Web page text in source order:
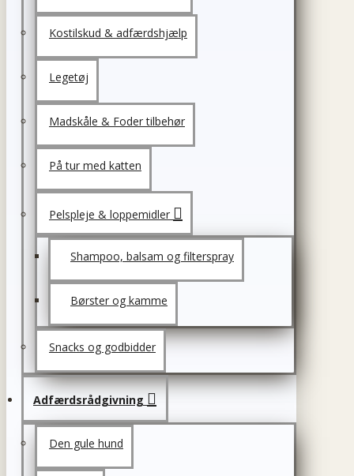
Kostilskud & adfærdshjælp
Legetøj
Madskåle & Foder tilbehør
På tur med katten
Pelspleje & loppemidler
Shampoo, balsam og filterspray
Børster og kamme
Snacks og godbidder
Adfærdsrådgivning
Den gule hund